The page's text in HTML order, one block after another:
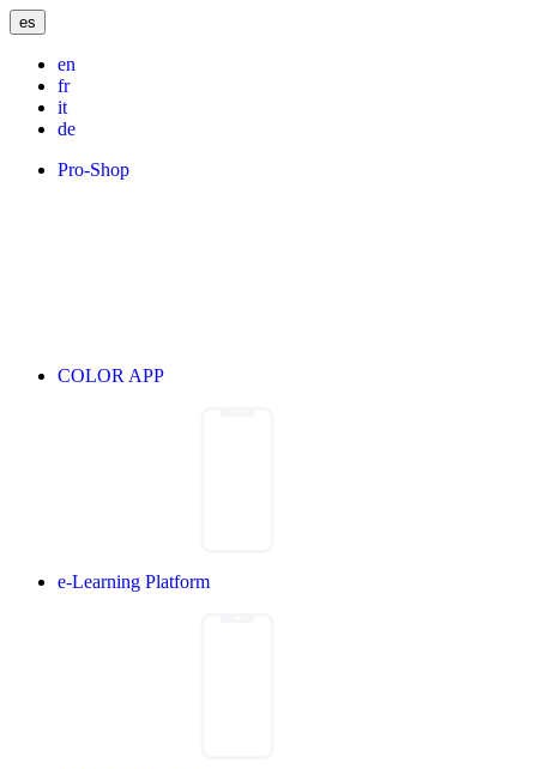
es
en
fr
it
de
Pro-Shop
COLOR APP
e-Learning Platform